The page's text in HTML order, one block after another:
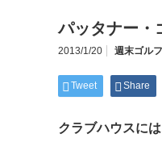
パッタナー
2013/1/20 週末ゴル
Tweet Share
クラブハウスに